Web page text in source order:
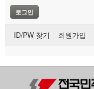
ID/PW 찾기 회원가입